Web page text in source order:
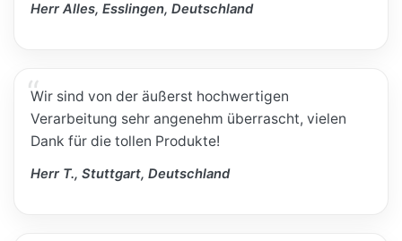
Herr Alles, Esslingen, Deutschland
Wir sind von der äußerst hochwertigen
Verarbeitung sehr angenehm überrascht, vielen
Dank für die tollen Produkte!
Herr T., Stuttgart, Deutschland